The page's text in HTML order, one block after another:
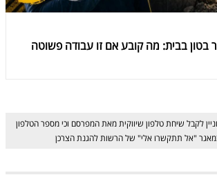
בטון בבית: מה קובע אם זו עבודה פשוטה
לקבל שיחת טלפון שיווקית מאת המפרסם וכי מספר הטלפון
"אל תתקשרו אלי" של הרשות להגנת הצרכן